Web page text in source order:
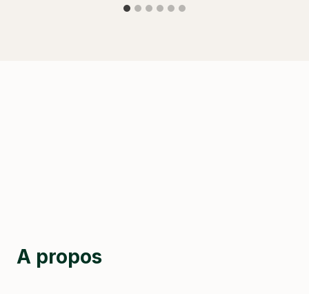
A propos